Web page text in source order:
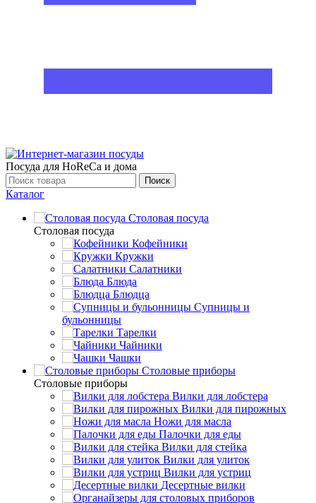
Посуда для HoReCa и дома
Поиск
Каталог
Столовая посуда
Столовая посуда
Кофейники
Кружки
Салатники
Блюда
Блюдца
Супницы и
бульонницы
Тарелки
Чайники
Чашки
Cтоловые приборы
Cтоловые приборы
Вилки для лобстера
Вилки для пирожных
Ножи для масла
Палочки для еды
Вилки для стейка
Вилки для улиток
Вилки для устриц
Десертные вилки